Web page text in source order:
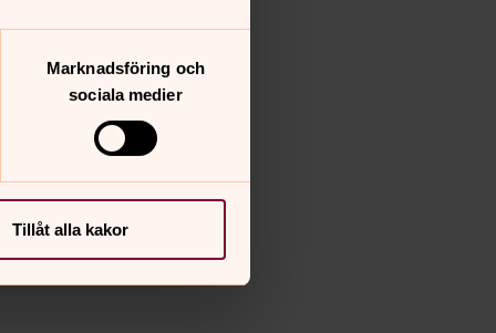
Marknadsföring och
sociala medier
Tillåt alla kakor